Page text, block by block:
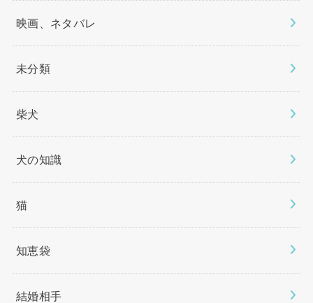
映画、ネタバレ
未分類
柴犬
犬の知識
猫
知恵袋
結婚相手